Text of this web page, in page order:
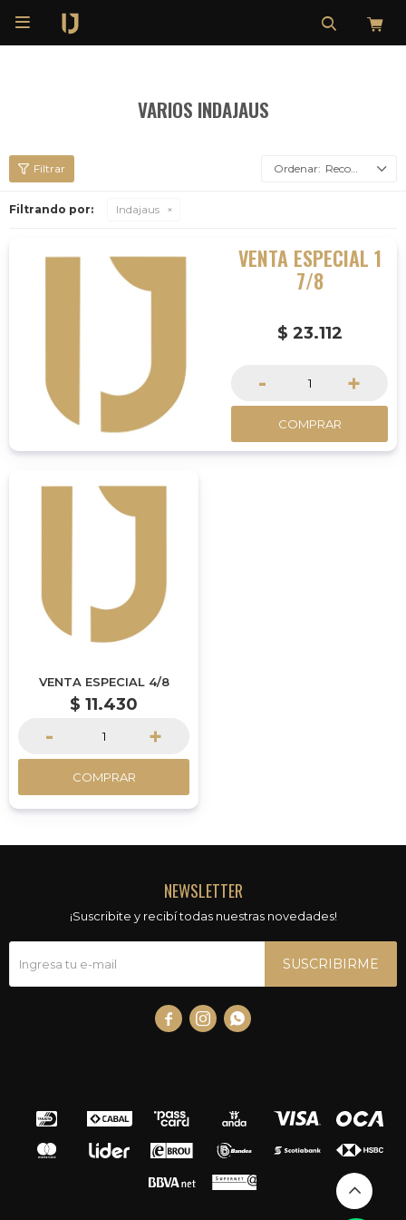

VARIOS INDAJAUS
Recomendados
Filtrando por: Indajaus
VENTA ESPECIAL 1
7/8
$ 23.112
- +
COMPRAR
VENTA ESPECIAL 4/8
$ 11.430
- +
COMPRAR
NEWSLETTER
¡Suscribite y recibí todas nuestras novedades!
SUSCRIBIRME
  